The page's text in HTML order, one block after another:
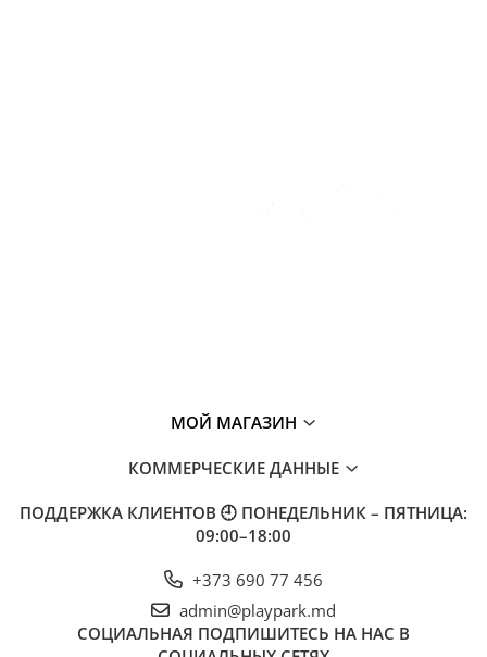
МОЙ МАГАЗИН
КОММЕРЧЕСКИЕ ДАННЫЕ
ПОДДЕРЖКА КЛИЕНТОВ 🕘 ПОНЕДЕЛЬНИК – ПЯТНИЦА:
09:00–18:00
+373 690 77 456
admin@playpark.md
СОЦИАЛЬНАЯ ПОДПИШИТЕСЬ НА НАС В